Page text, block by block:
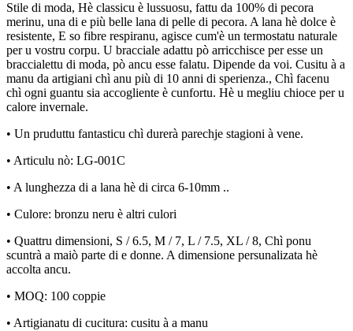
Stile di moda, Hè classicu è lussuosu, fattu da 100% di pecora
merinu, una di e più belle lana di pelle di pecora. A lana hè dolce è
resistente, E so fibre respiranu, agisce cum'è un termostatu naturale
per u vostru corpu. U bracciale adattu pò arricchisce per esse un
braccialettu di moda, pò ancu esse falatu. Dipende da voi. Cusitu à a
manu da artigiani chì anu più di 10 anni di sperienza., Chì facenu
chì ogni guantu sia accogliente è cunfortu. Hè u megliu chioce per u
calore invernale.
• Un pruduttu fantasticu chì durerà parechje stagioni à vene.
• Articulu nò: LG-001C
• A lunghezza di a lana hè di circa 6-10mm ..
• Culore: bronzu neru è altri culori
• Quattru dimensioni, S / 6.5, M / 7, L / 7.5, XL / 8, Chì ponu
scuntrà a maiò parte di e donne. A dimensione persunalizata hè
accolta ancu.
• MOQ: 100 coppie
• Artigianatu di cucitura: cusitu à a manu